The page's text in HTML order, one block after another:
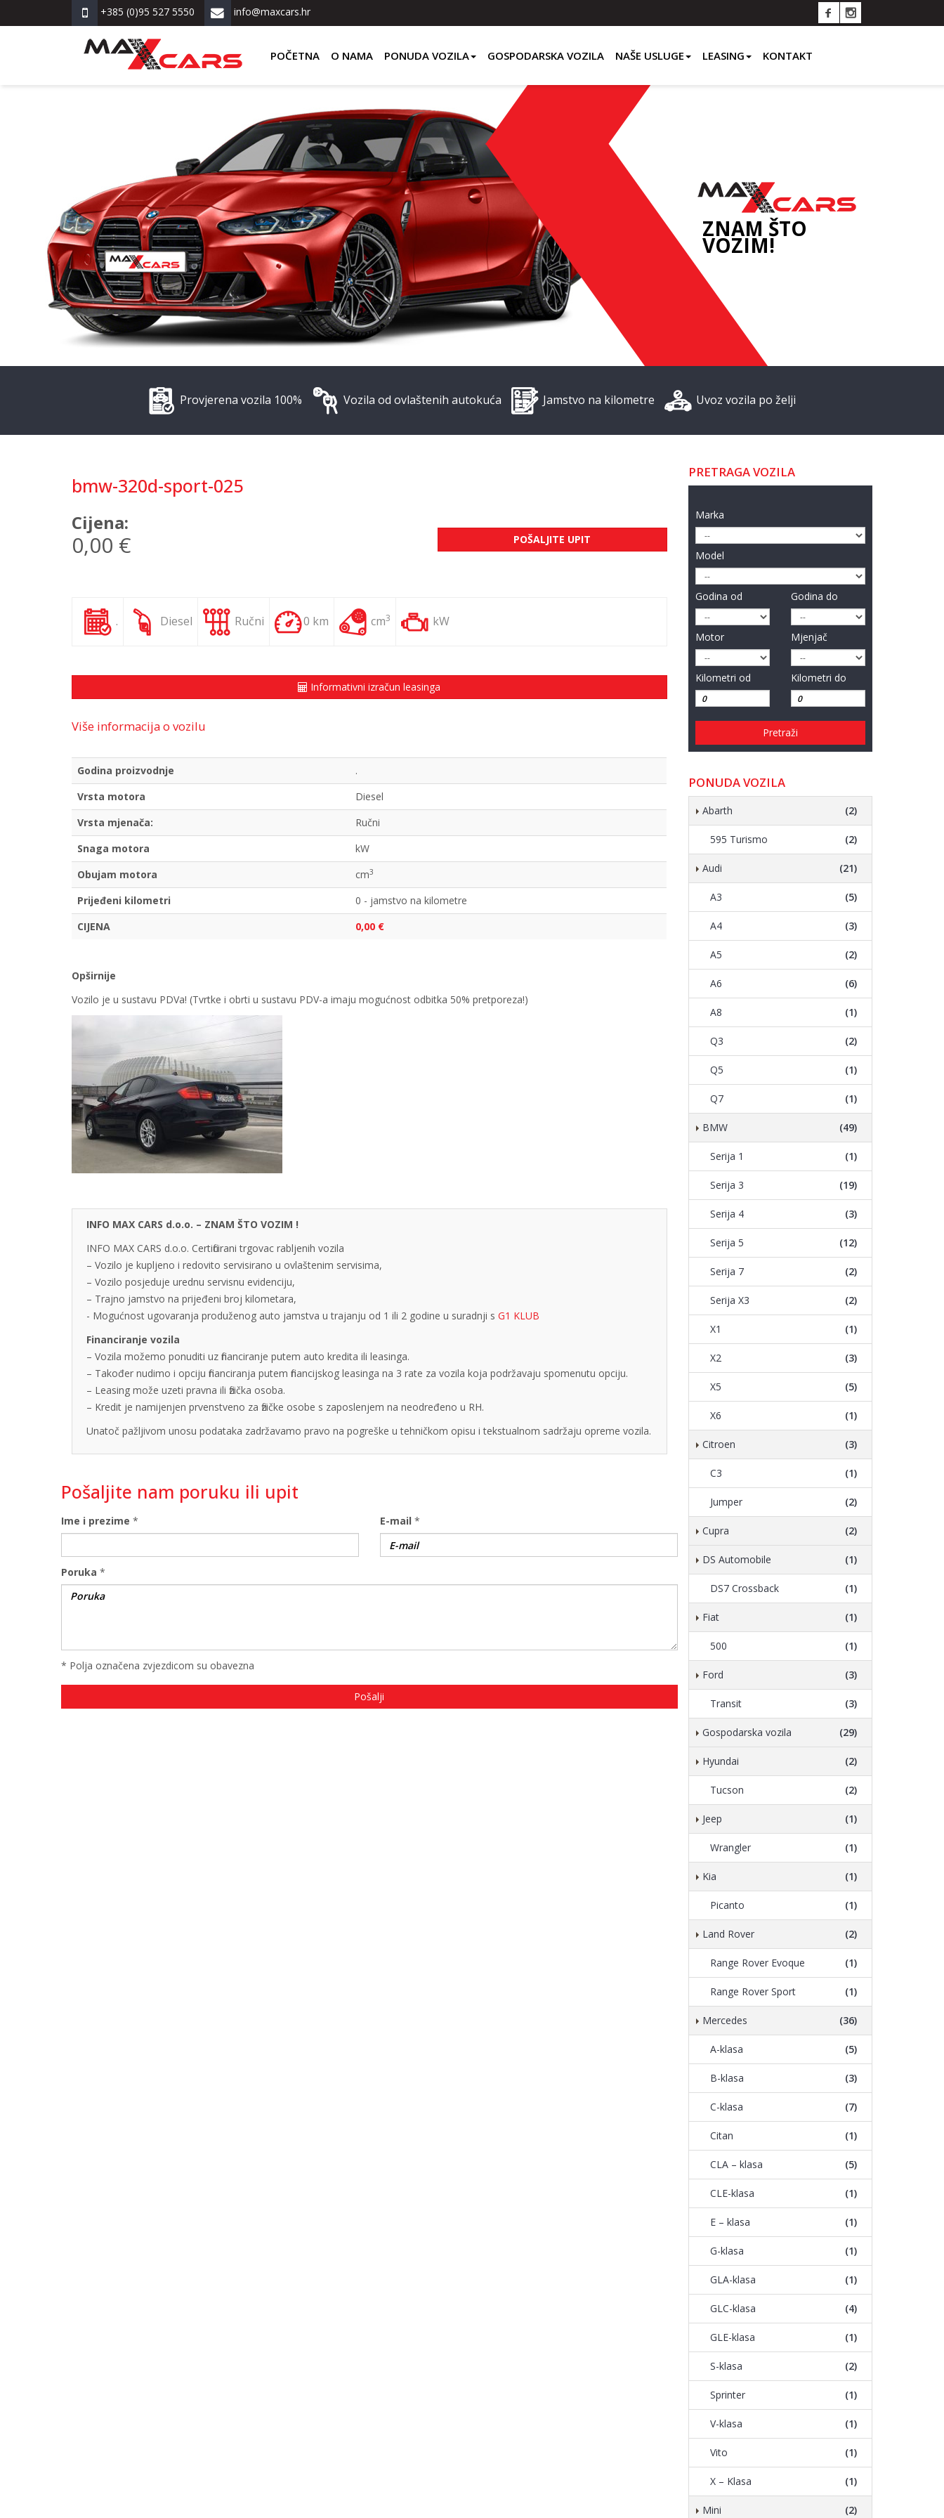
+385 (0)95 527 5550 info@maxcars.hr
POČETNA O NAMA PONUDA VOZILA GOSPODARSKA VOZILA NAŠE USLUGE LEASING KONTAKT
ZNAM ŠTO
VOZIM!
Provjerena vozila 100% Vozila od ovlaštenih autokuća Jamstvo na kilometre Uvoz vozila po želji
bmw-320d-sport-025
Cijena:
0,00 € POŠALJITE UPIT
. Diesel Ručni 0 km cm3 kW
Informativni izračun leasinga
Više informacija o vozilu
Godina proizvodnje
.
Vrsta motora
Diesel
Vrsta mjenača:
Ručni
Snaga motora
kW
Obujam motora
cm3
Prijeđeni kilometri
0 - jamstvo na kilometre
CIJENA
0,00 €
Opširnije
Vozilo je u sustavu PDVa! (Tvrtke i obrti u sustavu PDV-a imaju mogućnost odbitka 50% pretporeza!)
INFO MAX CARS d.o.o. – ZNAM ŠTO VOZIM !
INFO MAX CARS d.o.o. Certificirani trgovac rabljenih vozila
– Vozilo je kupljeno i redovito servisirano u ovlaštenim servisima,
– Vozilo posjeduje urednu servisnu evidenciju,
– Trajno jamstvo na prijeđeni broj kilometara,
- Mogućnost ugovaranja produženog auto jamstva u trajanju od 1 ili 2 godine u suradnji s G1 KLUB
Financiranje vozila
– Vozila možemo ponuditi uz financiranje putem auto kredita ili leasinga.
– Također nudimo i opciju financiranja putem financijskog leasinga na 3 rate za vozila koja podržavaju spomenutu opciju.
– Leasing može uzeti pravna ili fizička osoba.
– Kredit je namijenjen prvenstveno za fizičke osobe s zaposlenjem na neodređeno u RH.
Unatoč pažljivom unosu podataka zadržavamo pravo na pogreške u tehničkom opisu i tekstualnom sadržaju opreme vozila.
Pošaljite nam poruku ili upit
Ime i prezime * E-mail *
Poruka *
* Polja označena zvjezdicom su obavezna
PRETRAGA VOZILA
Marka
Model
Godina od Godina do
Motor Mjenjač
Kilometri od Kilometri do
Pretraži
PONUDA VOZILA
Abarth (2)
595 Turismo (2)
Audi (21)
A3 (5)
A4 (3)
A5 (2)
A6 (6)
A8 (1)
Q3 (2)
Q5 (1)
Q7 (1)
BMW (49)
Serija 1 (1)
Serija 3 (19)
Serija 4 (3)
Serija 5 (12)
Serija 7 (2)
Serija X3 (2)
X1 (1)
X2 (3)
X5 (5)
X6 (1)
Citroen (3)
C3 (1)
Jumper (2)
Cupra (2)
DS Automobile (1)
DS7 Crossback (1)
Fiat (1)
500 (1)
Ford (3)
Transit (3)
Gospodarska vozila (29)
Hyundai (2)
Tucson (2)
Jeep (1)
Wrangler (1)
Kia (1)
Picanto (1)
Land Rover (2)
Range Rover Evoque (1)
Range Rover Sport (1)
Mercedes (36)
A-klasa (5)
B-klasa (3)
C-klasa (7)
Citan (1)
CLA – klasa (5)
CLE-klasa (1)
E – klasa (1)
G-klasa (1)
GLA-klasa (1)
GLC-klasa (4)
GLE-klasa (1)
S-klasa (2)
Sprinter (1)
V-klasa (1)
Vito (1)
X – Klasa (1)
Mini (2)